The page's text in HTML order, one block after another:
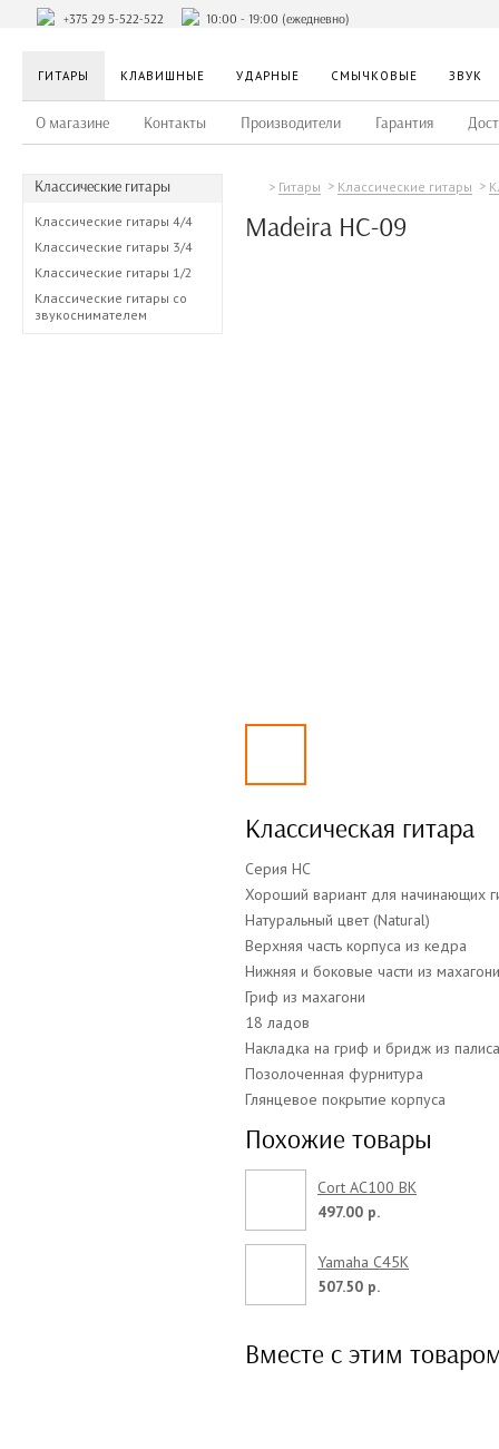
+375 29 5-522-522 10:00 - 19:00 (ежедневно)
ГИТАРЫ КЛАВИШНЫЕ УДАРНЫЕ СМЫЧКОВЫЕ ЗВУК
О магазине Контакты Производители Гарантия
Классические гитары
Классические гитары 4/4
Классические гитары 3/4
Классические гитары 1/2
Классические гитары со
звукоснимателем
Гитары Классические гитары
Madeira HC-09
Классическая гитара
Серия HC
Хороший вариант для начинающих
Натуральный цвет (Natural)
Верхняя часть корпуса из кедра
Нижняя и боковые части из махагони
Гриф из махагони
18 ладов
Накладка на гриф и бридж из
Позолоченная фурнитура
Глянцевое покрытие корпуса
Похожие товары
Cort AC100 BK
497.00 р.
Yamaha C45K
507.50 р.
Вместе с этим